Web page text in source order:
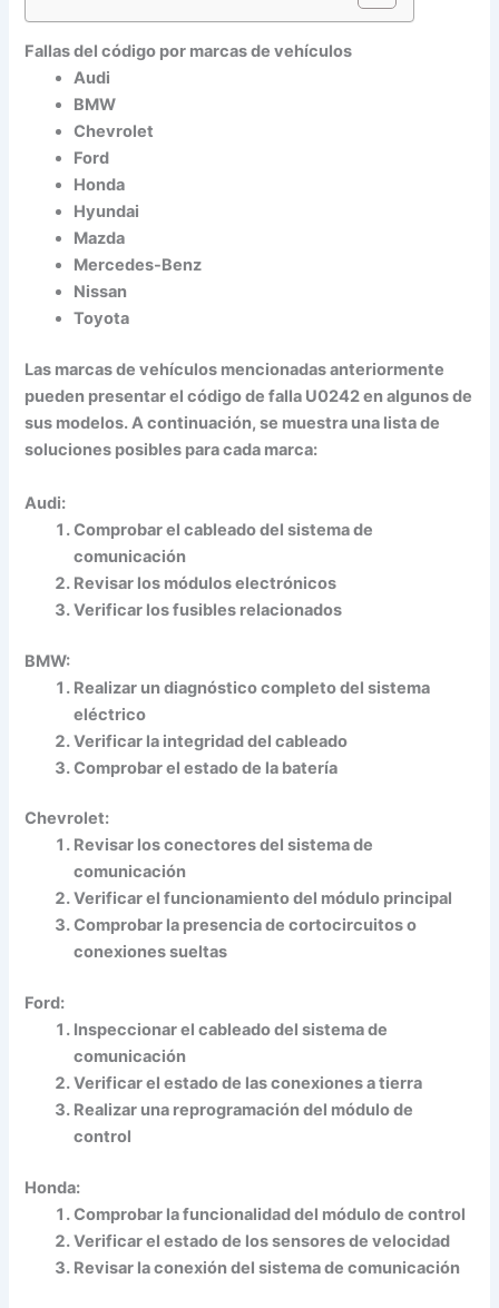
Fallas del código por marcas de vehículos
Audi
BMW
Chevrolet
Ford
Honda
Hyundai
Mazda
Mercedes-Benz
Nissan
Toyota
Las marcas de vehículos mencionadas anteriormente
pueden presentar el código de falla U0242 en algunos de
sus modelos. A continuación, se muestra una lista de
soluciones posibles para cada marca:
Audi:
Comprobar el cableado del sistema de
comunicación
Revisar los módulos electrónicos
Verificar los fusibles relacionados
BMW:
Realizar un diagnóstico completo del sistema
eléctrico
Verificar la integridad del cableado
Comprobar el estado de la batería
Chevrolet:
Revisar los conectores del sistema de
comunicación
Verificar el funcionamiento del módulo principal
Comprobar la presencia de cortocircuitos o
conexiones sueltas
Ford:
Inspeccionar el cableado del sistema de
comunicación
Verificar el estado de las conexiones a tierra
Realizar una reprogramación del módulo de
control
Honda:
Comprobar la funcionalidad del módulo de control
Verificar el estado de los sensores de velocidad
Revisar la conexión del sistema de comunicación